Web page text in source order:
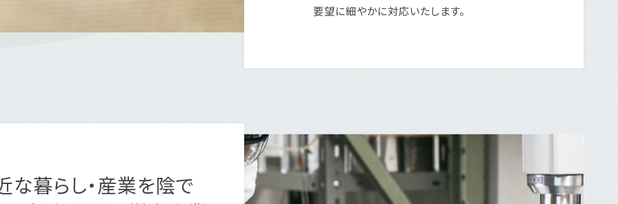
要望に細やかに対応いたします。
な暮らし・産業を陰で